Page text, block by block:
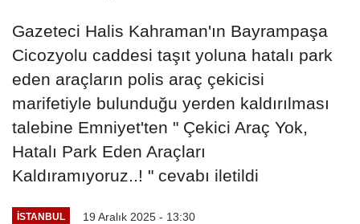
Gazeteci Halis Kahraman'ın Bayrampaşa
Cicozyolu caddesi taşıt yoluna hatalı park
eden araçların polis araç çekicisi
marifetiyle bulunduğu yerden kaldırılması
talebine Emniyet'ten " Çekici Araç Yok,
Hatalı Park Eden Araçları
Kaldıramıyoruz..! " cevabı iletildi
İSTANBUL 19 Aralık 2025 - 13:30